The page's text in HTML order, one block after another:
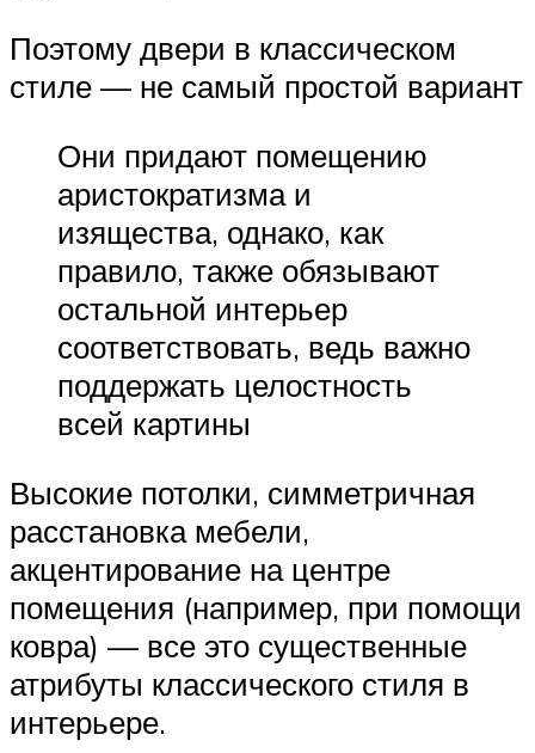
Поэтому двери в классическом
стиле — не самый простой вариант
Они придают помещению
аристократизма и
изящества, однако, как
правило, также обязывают
остальной интерьер
соответствовать, ведь важно
поддержать целостность
всей картины
Высокие потолки, симметричная
расстановка мебели,
акцентирование на центре
помещения (например, при помощи
ковра) — все это существенные
атрибуты классического стиля в
интерьере.